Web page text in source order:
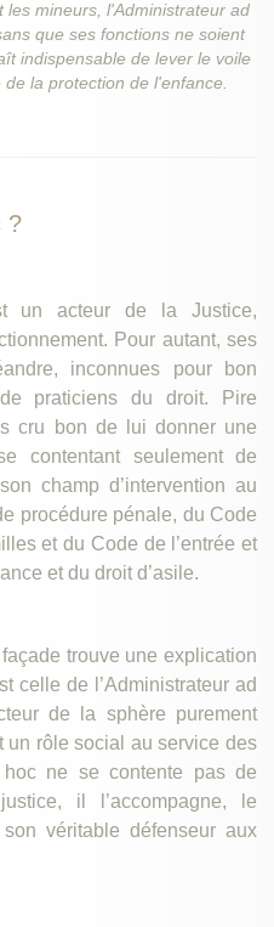
les mineurs, l'Administrateur ad
que ses fonctions ne soient
indispensable de lever le voile
la protection de l'enfance.
?
un acteur de la Justice,
Pour autant, ses
inconnues pour bon
praticiens du droit. Pire
cru bon de lui donner une
contentant seulement de
champ d’intervention au
procédure pénale, du Code
et du Code de l’entrée et
et du droit d’asile.
trouve une explication
celle de l’Administrateur ad
de la sphère purement
un rôle social au service des
hoc ne se contente pas de
il l’accompagne, le
véritable défenseur aux